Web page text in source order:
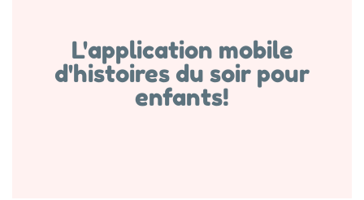
L'application mobile
d'histoires du soir pour
enfants!